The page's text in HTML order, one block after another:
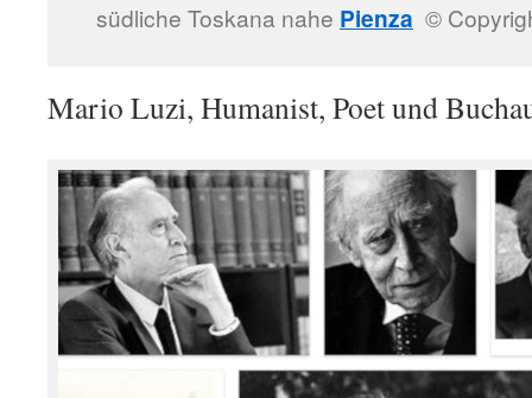
südliche Toskana nahe Pienza ©
Mario Luzi, Humanist, Poet und